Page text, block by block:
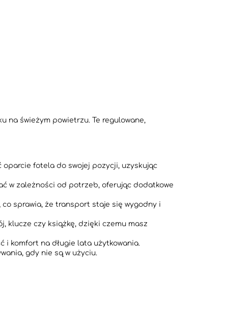
na świeżym powietrzu. Te regulowane,
oparcie fotela do swojej pozycji, uzyskując
w zależności od potrzeb, oferując dodatkowe
co sprawia, że transport staje się wygodny i
klucze czy książkę, dzięki czemu masz
i komfort na długie lata użytkowania.
gdy nie są w użyciu.